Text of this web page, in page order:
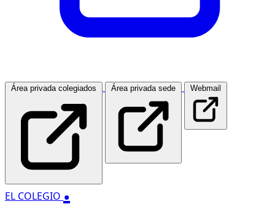
Área privada colegiados Área privada sede Webmail
EL COLEGIO .